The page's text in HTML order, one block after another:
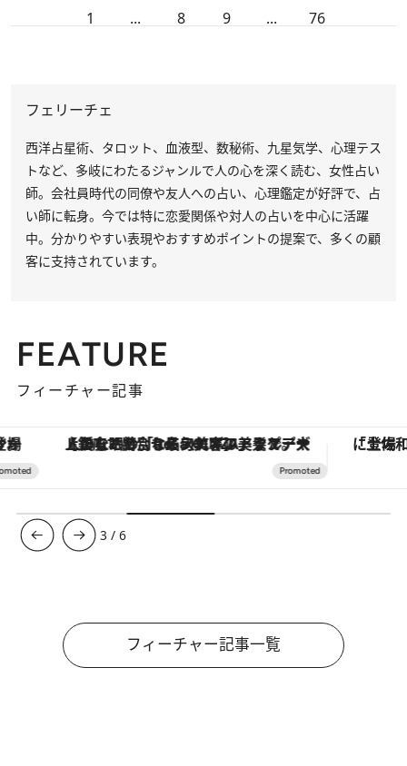
1 ... 8 9 ... 76
フェリーチェ
西洋占星術、タロット、血液型、数秘術、九星気学、心理テス
トなど、多岐にわたるジャンルで人の心を深く読む、女性占い
師。会社員時代の同僚や友人への占い、心理鑑定が好評で、占
い師に転身。今では特に恋愛関係や対人の占いを中心に活躍
中。分かりやすい表現やおすすめポイントの提案で、多くの顧
客に支持されています。
FEATURE
フィーチャー記事
【銀座で出合う最旬美容】美髪ケアや上質な眠り…セルフケアのアップデートから、特別な名入れギフトまで。大人のための「ReFa GINZA」クルーズ
3 /6
フィーチャー記事一覧